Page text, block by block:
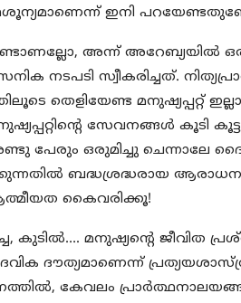
ഇനി
അന്ന് അറേബ്യയിൽ ഒരു
നടപടി സ്വീകരിച്ചത്.
തെളിയേണ്ട
സേവനങ്ങൾ കൂടി
പേരും ഒരുമിച്ചു ചെന്നാലേ
ബദ്ധശ്രദ്ധരായ
കൈവരിക്കൂ!
കുടിൽ…. മനുഷ്യൻ്റെ ജീവിത
ദൗത്യമാണെന്ന്
കേവലം